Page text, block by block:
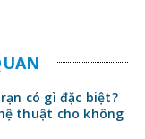
có gì đặc biệt?
thuật cho không